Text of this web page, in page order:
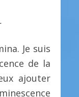
Je suis
de la
ajouter